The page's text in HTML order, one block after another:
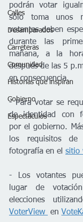
Calles
Desamparados
Carreteras
Comunidad
Historias que inspiran
Gobierno
Espectáculos
podrán votar
sólo toma unos
votantes deben
durante las
mañana, a la
después de las 5
en consecuencia.
- Para votar se
de identidad con
por el gobierno.
los requisitos de
fotografía en el sitio
- Los votantes
lugar de
VoterView
en